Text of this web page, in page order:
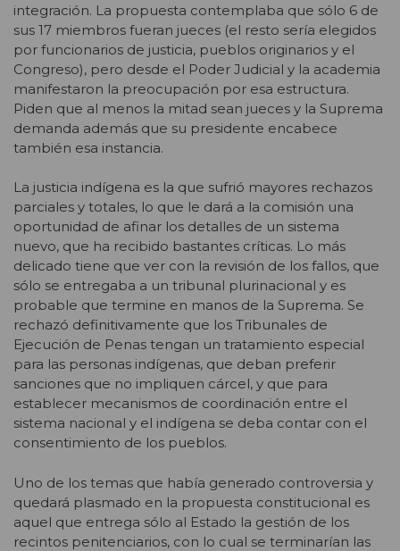
integración. La propuesta contemplaba que sólo 6 de
sus 17 miembros fueran jueces (el resto sería elegidos
por funcionarios de justicia, pueblos originarios y el
Congreso), pero desde el Poder Judicial y la academia
manifestaron la preocupación por esa estructura.
Piden que al menos la mitad sean jueces y la Suprema
demanda además que su presidente encabece
también esa instancia.
La justicia indígena es la que sufrió mayores rechazos
parciales y totales, lo que le dará a la comisión una
oportunidad de afinar los detalles de un sistema
nuevo, que ha recibido bastantes críticas. Lo más
delicado tiene que ver con la revisión de los fallos, que
sólo se entregaba a un tribunal plurinacional y es
probable que termine en manos de la Suprema. Se
rechazó definitivamente que los Tribunales de
Ejecución de Penas tengan un tratamiento especial
para las personas indígenas, que deban preferir
sanciones que no impliquen cárcel, y que para
establecer mecanismos de coordinación entre el
sistema nacional y el indígena se deba contar con el
consentimiento de los pueblos.
Uno de los temas que había generado controversia y
quedará plasmado en la propuesta constitucional es
aquel que entrega sólo al Estado la gestión de los
recintos penitenciarios, con lo cual se terminarían las